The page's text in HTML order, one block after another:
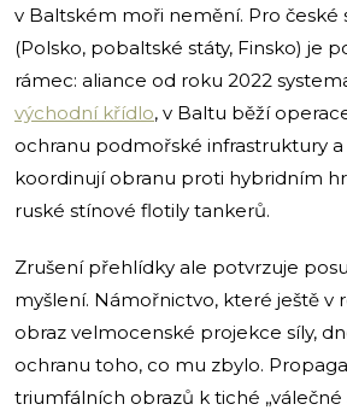
v Baltském moři nemění. Pro české
(Polsko, pobaltské státy, Finsko) je
rámec: aliance od roku 2022
východní křídlo, v Baltu běží
ochranu podmořské infrastruktury
koordinují obranu proti hybridním
ruské stínové flotily tankerů.
Zrušení přehlídky ale potvrzuje
myšlení. Námořnictvo, které ještě v
obraz velmocenské projekce síly,
ochranu toho, co mu zbylo.
triumfálních obrazů k tiché „válečné